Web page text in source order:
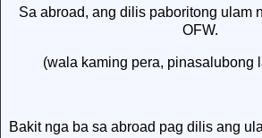
Sa abroad, ang dilis paboritong ulam
OFW.
(wala kaming pera, pinasalubong
Bakit nga ba sa abroad pag dilis ang